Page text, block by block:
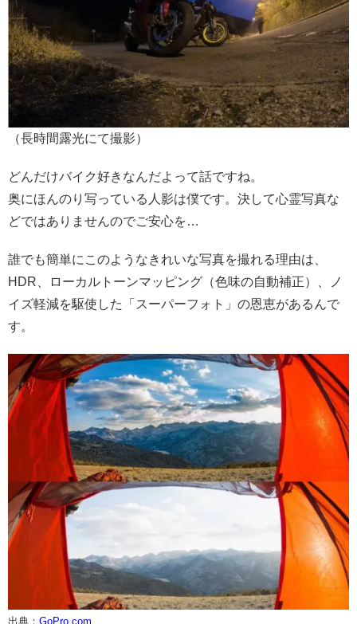
（長時間露光にて撮影）
どんだけバイク好きなんだよって話ですね。
奥にほんのり写っている人影は僕です。決して心霊写真な
どではありませんのでご安心を…
誰でも簡単にこのようなきれいな写真を撮れる理由は、
HDR、ローカルトーンマッピング（色味の自動補正）、ノ
イズ軽減を駆使した「スーパーフォト」の恩恵があるんで
す。
出典； GoPro.com